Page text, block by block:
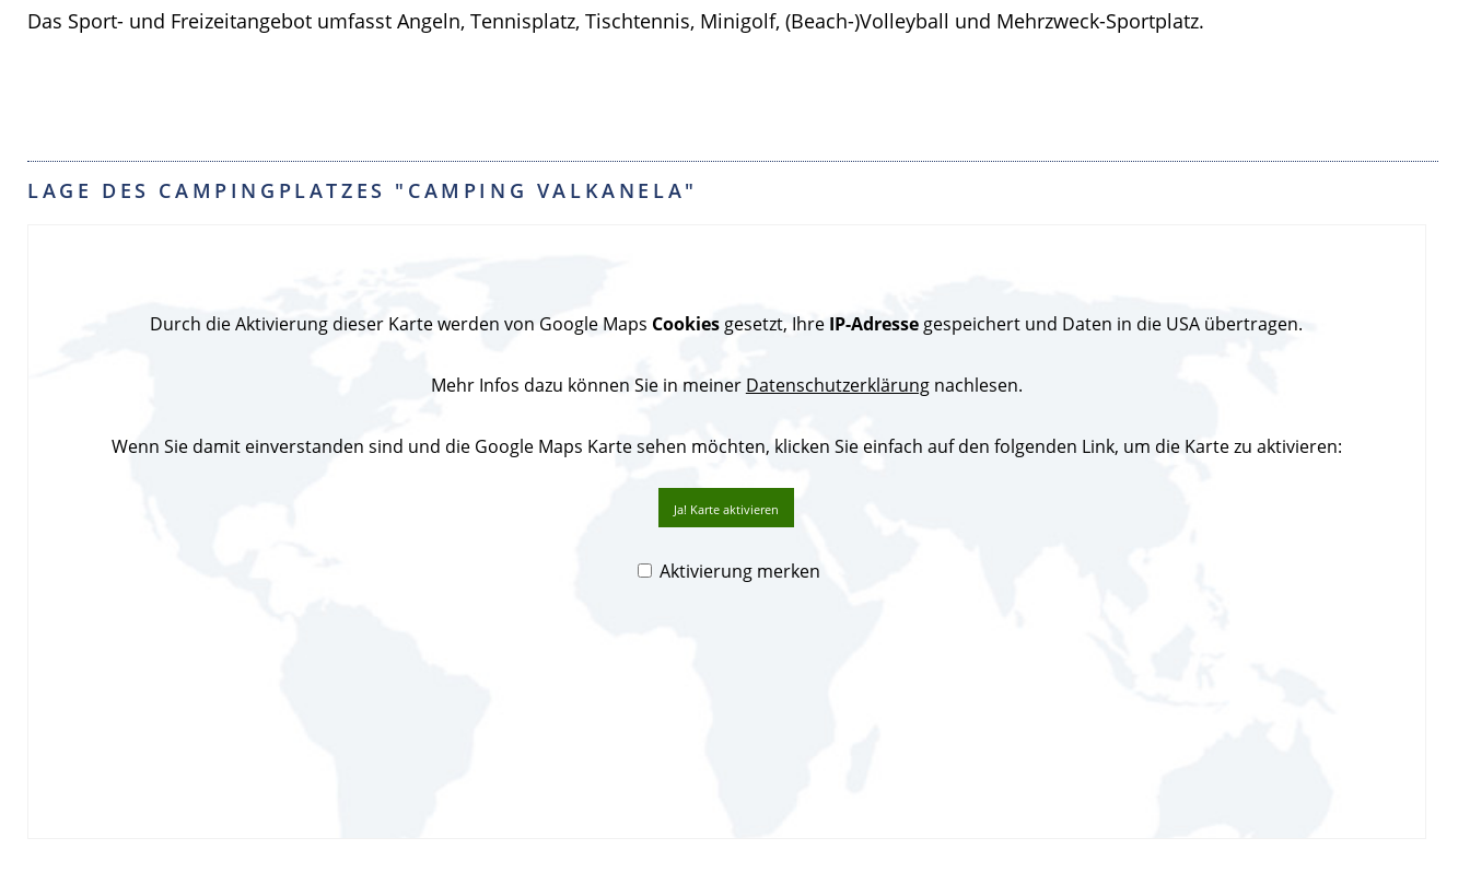
Das Sport- und Freizeitangebot umfasst Angeln, Tennisplatz, Tischtennis, Minigolf, (Beach-)Volleyball und Mehrzweck-Sportplatz.
LAGE DES CAMPINGPLATZES "CAMPING VALKANELA"
Durch die Aktivierung dieser Karte werden von Google Maps Cookies gesetzt, Ihre IP-Adresse gespeichert und Daten in die USA übertragen.
Mehr Infos dazu können Sie in meiner Datenschutzerklärungnachlesen.
Wenn Sie damit einverstanden sind und die Google Maps Karte sehen möchten, klicken Sie einfach auf den folgenden Link, um die Karte zu aktivieren:
Ja! Karte aktivieren
Aktivierung merken